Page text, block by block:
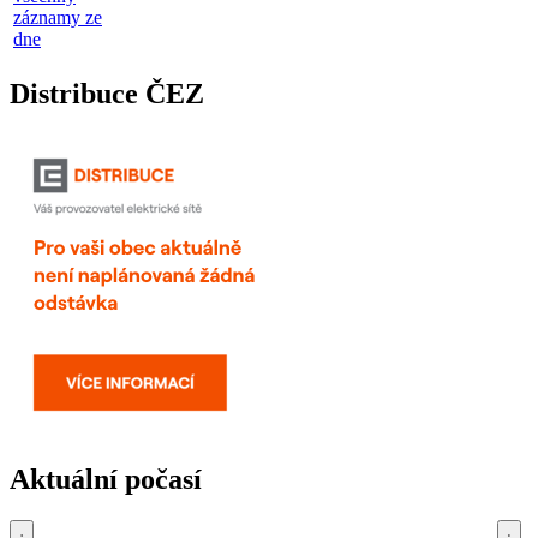
záznamy ze
dne
Distribuce ČEZ
Aktuální počasí